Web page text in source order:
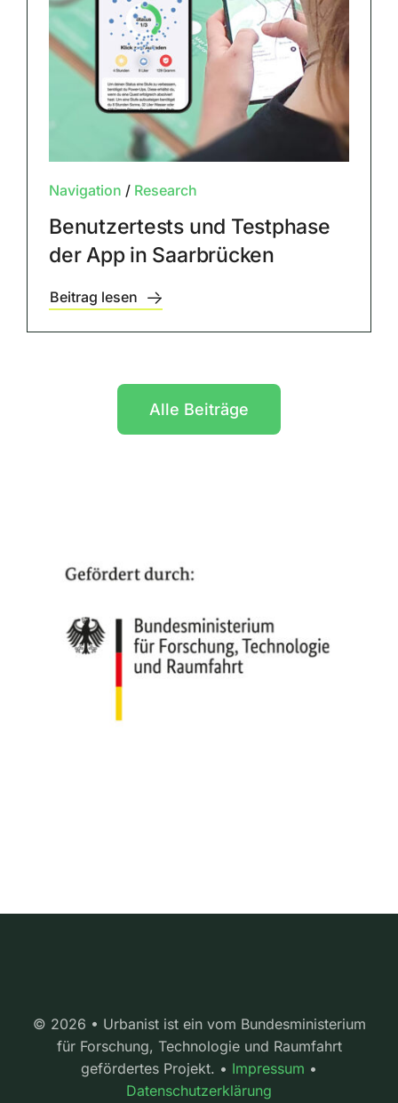
Navigation / Research
Benutzertests und Testphase
der App in Saarbrücken
Beitrag lesen
Alle Beiträge
© 2026 • Urbanist ist ein vom Bundesministerium
für Forschung, Technologie und Raumfahrt
gefördertes Projekt. • Impressum •
Datenschutzerklärung